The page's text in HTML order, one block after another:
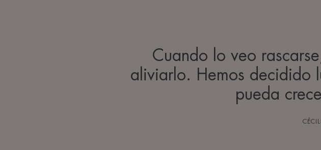
Cuando lo veo
aliviarlo. Hemos decidido
pueda